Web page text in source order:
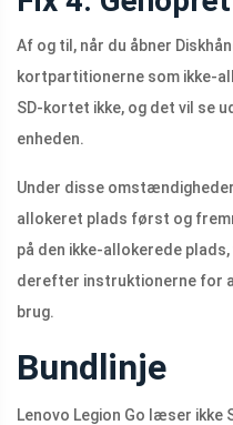
Af og til, når du åbner
kortpartitionerne som ikke-
SD-kortet ikke, og det vil se
enheden.
Under disse
allokeret plads først og
på den ikke-allokerede
derefter instruktionerne for
brug.
Bundlinje
Lenovo Legion Go læser